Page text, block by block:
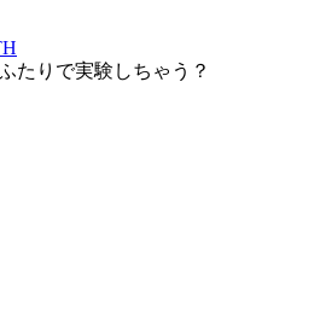
たりで実験しちゃう？